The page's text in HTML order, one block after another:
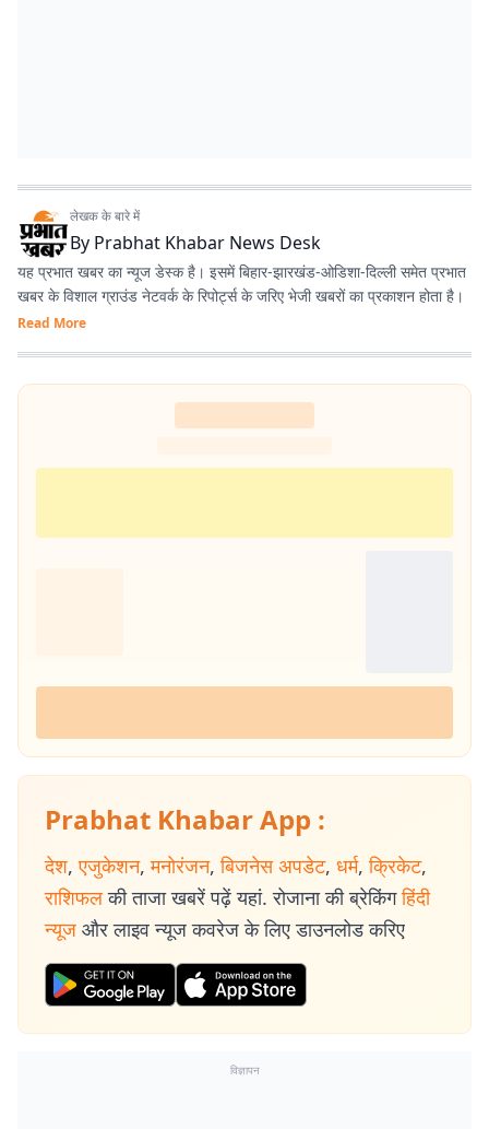
लेखक के बारे में
By Prabhat Khabar News Desk
यह प्रभात खबर का न्यूज डेस्क है। इसमें बिहार-झारखंड-ओडिशा-दिल्‍ली समेत प्रभात
खबर के विशाल ग्राउंड नेटवर्क के रिपोर्ट्स के जरिए भेजी खबरों का प्रकाशन होता है।
Read More
Prabhat Khabar App :
देश, एजुकेशन, मनोरंजन, बिजनेस अपडेट, धर्म, क्रिकेट,
राशिफल की ताजा खबरें पढ़ें यहां. रोजाना की ब्रेकिंग हिंदी
न्यूज और लाइव न्यूज कवरेज के लिए डाउनलोड करिए
विज्ञापन